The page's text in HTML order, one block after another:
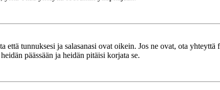
että tunnuksesi ja salasanasi ovat oikein. Jos ne ovat, ota
päässään ja heidän pitäisi korjata se.